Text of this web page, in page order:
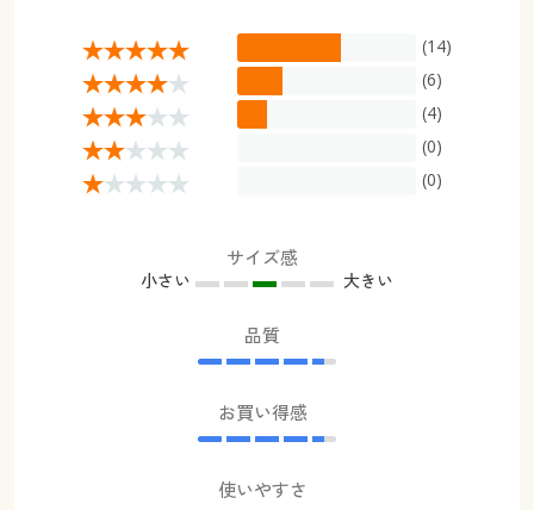
(14)
(6)
(4)
(0)
(0)
サイズ感
小さい 大きい
品質
お買い得感
使いやすさ